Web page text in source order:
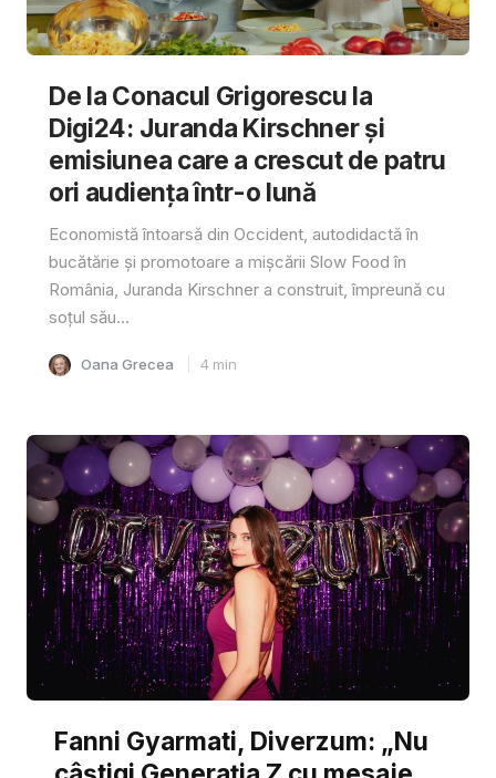
De la Conacul Grigorescu la
Digi24: Juranda Kirschner și
emisiunea care a crescut de patru
ori audiența într-o lună
Economistă întoarsă din Occident, autodidactă în
bucătărie și promotoare a mișcării Slow Food în
România, Juranda Kirschner a construit, împreună cu
soțul său...
Oana Grecea 4 min
Fanni Gyarmati, Diverzum: „Nu